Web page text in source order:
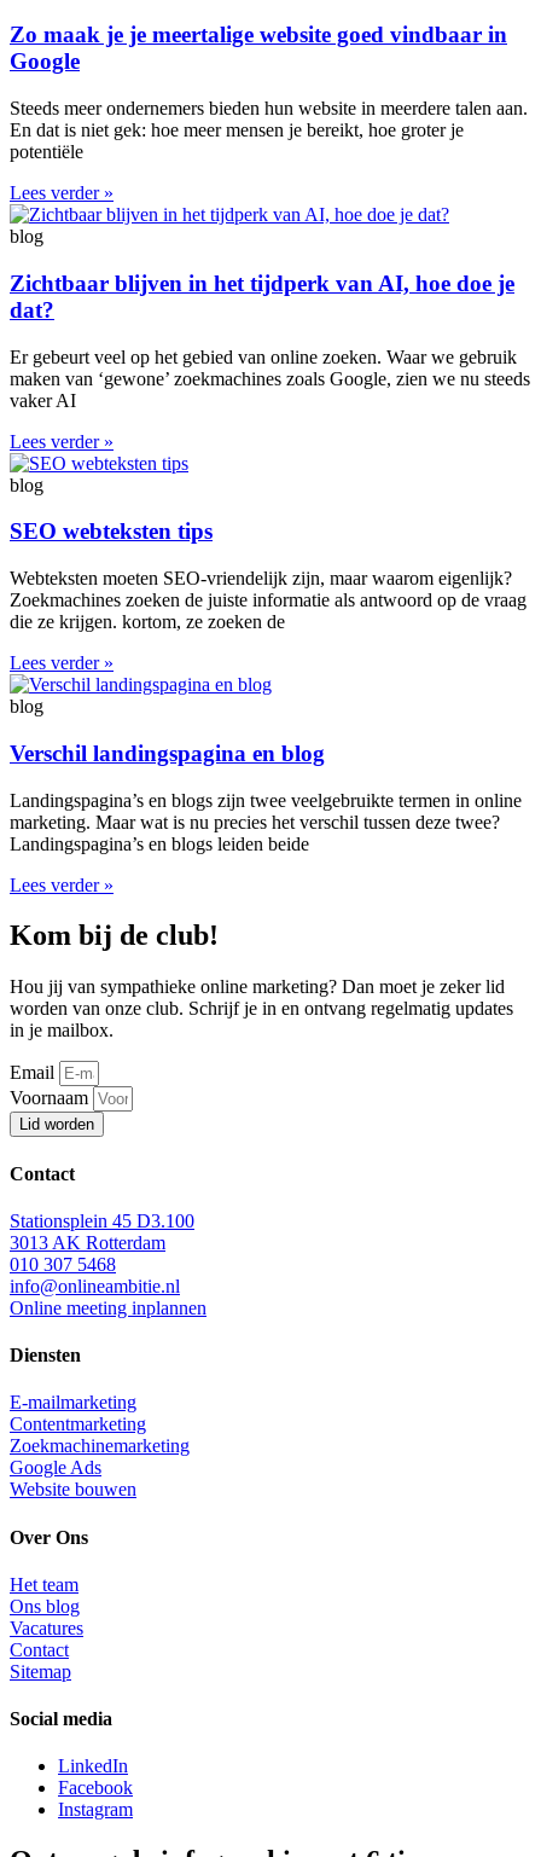
Zo maak je je meertalige website goed vindbaar in
Google
Steeds meer ondernemers bieden hun website in meerdere talen aan.
En dat is niet gek: hoe meer mensen je bereikt, hoe groter je
potentiële
Lees verder »
blog
Zichtbaar blijven in het tijdperk van AI, hoe doe je
dat?
Er gebeurt veel op het gebied van online zoeken. Waar we gebruik
maken van ‘gewone’ zoekmachines zoals Google, zien we nu steeds
vaker AI
Lees verder »
blog
SEO webteksten tips
Webteksten moeten SEO-vriendelijk zijn, maar waarom eigenlijk?
Zoekmachines zoeken de juiste informatie als antwoord op de vraag
die ze krijgen. kortom, ze zoeken de
Lees verder »
blog
Verschil landingspagina en blog
Landingspagina’s en blogs zijn twee veelgebruikte termen in online
marketing. Maar wat is nu precies het verschil tussen deze twee?
Landingspagina’s en blogs leiden beide
Lees verder »
Kom bij de club!
Hou jij van sympathieke online marketing? Dan moet je zeker lid
worden van onze club. Schrijf je in en ontvang regelmatig updates
in je mailbox.
Email
Voornaam
Lid worden
Contact
Stationsplein 45 D3.100
3013 AK Rotterdam
010 307 5468
info@onlineambitie.nl
Online meeting inplannen
Diensten
E-mailmarketing
Contentmarketing
Zoekmachinemarketing
Google Ads
Website bouwen
Over Ons
Het team
Ons blog
Vacatures
Contact
Sitemap
Social media
LinkedIn
Facebook
Instagram